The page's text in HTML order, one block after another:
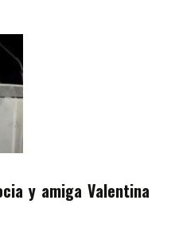
y amiga Valentina